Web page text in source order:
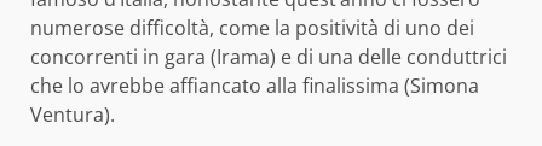
numerose difficoltà, come la positività di uno dei
concorrenti in gara (Irama) e di una delle conduttrici
che lo avrebbe affiancato alla finalissima (Simona
Ventura).